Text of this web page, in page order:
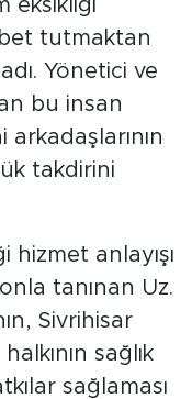
eksikliği
tutmaktan
Yönetici ve
bu insan
arkadaşlarının
takdirini
anlayışı
tanınan Uz.
Sivrihisar
sağlık
sağlaması